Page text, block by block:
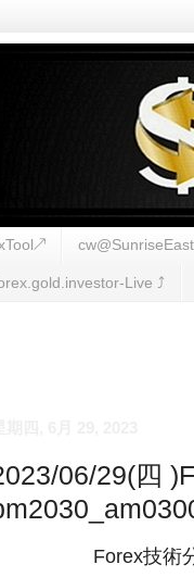
Live ⤴︎
06/29(四
Forex技術